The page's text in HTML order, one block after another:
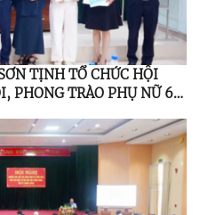
TỊNH TỔ CHỨC HỘI
PHONG TRÀO PHỤ NỮ 6